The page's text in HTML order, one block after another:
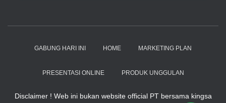
GABUNG HARI INI HOME MARKETING PLAN
PRESENTASI ONLINE PRODUK UNGGULAN
Disclaimer ! Web ini bukan website official PT bersama kingsa